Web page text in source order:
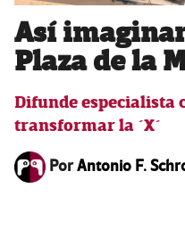
Así
Plaza de la
Difunde especialista
transformar la ´X´
PorAntonio F.